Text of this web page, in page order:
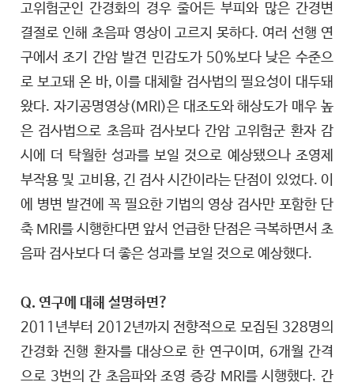
고위험군인 간경화의 경우 줄어든 부피와 많은 간경변
결절로 인해 초음파 영상이 고르지 못하다. 여러 선행 연
구에서 조기 간암 발견 민감도가 50%보다 낮은 수준으
로 보고돼 온 바, 이를 대체할 검사법의 필요성이 대두돼
왔다. 자기공명영상(MRI)은 대조도와 해상도가 매우 높
은 검사법으로 초음파 검사보다 간암 고위험군 환자 감
시에 더 탁월한 성과를 보일 것으로 예상됐으나 조영제
부작용 및 고비용, 긴 검사 시간이라는 단점이 있었다. 이
에 병변 발견에 꼭 필요한 기법의 영상 검사만 포함한 단
축 MRI를 시행한다면 앞서 언급한 단점은 극복하면서 초
음파 검사보다 더 좋은 성과를 보일 것으로 예상했다.
Q. 연구에 대해 설명하면?
2011년부터 2012년까지 전향적으로 모집된 328명의
간경화 진행 환자를 대상으로 한 연구이며, 6개월 간격
으로 3번의 간 초음파와 조영 증강 MRI를 시행했다. 간